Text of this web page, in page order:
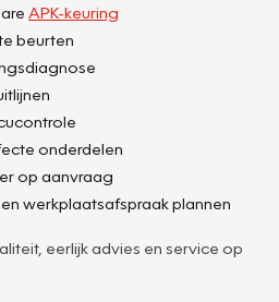
APK-keuring
beurten
onderdelen
op aanvraag
werkplaatsafspraak plannen
eerlijk advies en service op